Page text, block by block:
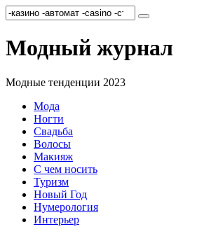
Перейти
к
Search
for:
Модный журнал
Модные тенденции 2023
Мода
Ногти
Свадьба
Волосы
Макияж
С чем носить
Туризм
Новый Год
Нумерология
Интерьер